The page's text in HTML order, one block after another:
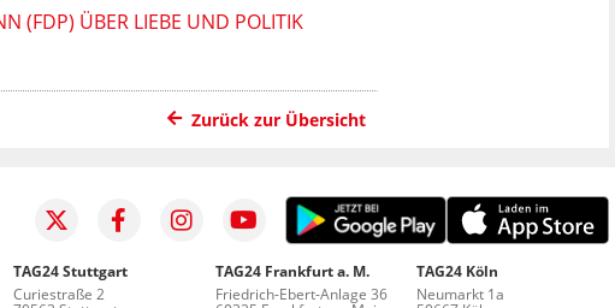
(FDP) ÜBER LIEBE UND POLITIK
Zurück zur Übersicht
TAG24 Stuttgart
Curiestraße 2
TAG24 Frankfurt a. M.
Friedrich-Ebert-Anlage 36
TAG24 Köln
Neumarkt 1a